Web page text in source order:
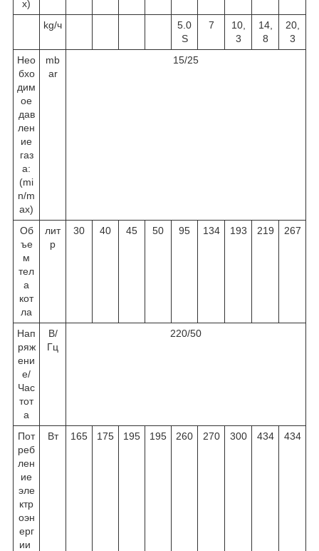
х)
kg/ч
5.0
S
7
10,
3
14,
8
20,
3
Нео
бхо
дим
ое
дав
лен
ие
газ
а:
(mi
n/m
ax)
mb
ar
15/25
Об
ъе
м
тел
а
кот
ла
лит
р
30 40 45 50 95 134 193 219 267
Нап
ряж
ени
е/
Час
тот
а
В/
Гц
220/50
Пот
реб
лен
ие
эле
ктр
оэн
ерг
ии
Вт 165 175 195 195 260 270 300 434 434